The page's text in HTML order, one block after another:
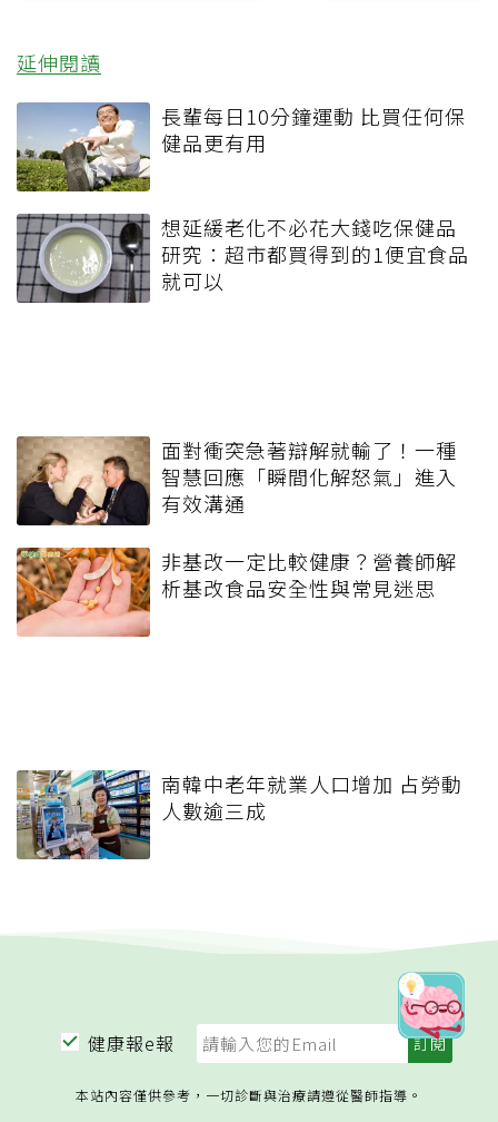
延伸閱讀
長輩每日10分鐘運動 比買任何保
健品更有用
想延緩老化不必花大錢吃保健品
研究：超市都買得到的1便宜食品
就可以
面對衝突急著辯解就輸了！一種
智慧回應「瞬間化解怒氣」進入
有效溝通
非基改一定比較健康？營養師解
析基改食品安全性與常見迷思
南韓中老年就業人口增加 占勞動
人數逾三成
健康報e報
本站內容僅供參考，一切診斷與治療請遵從醫師指導。